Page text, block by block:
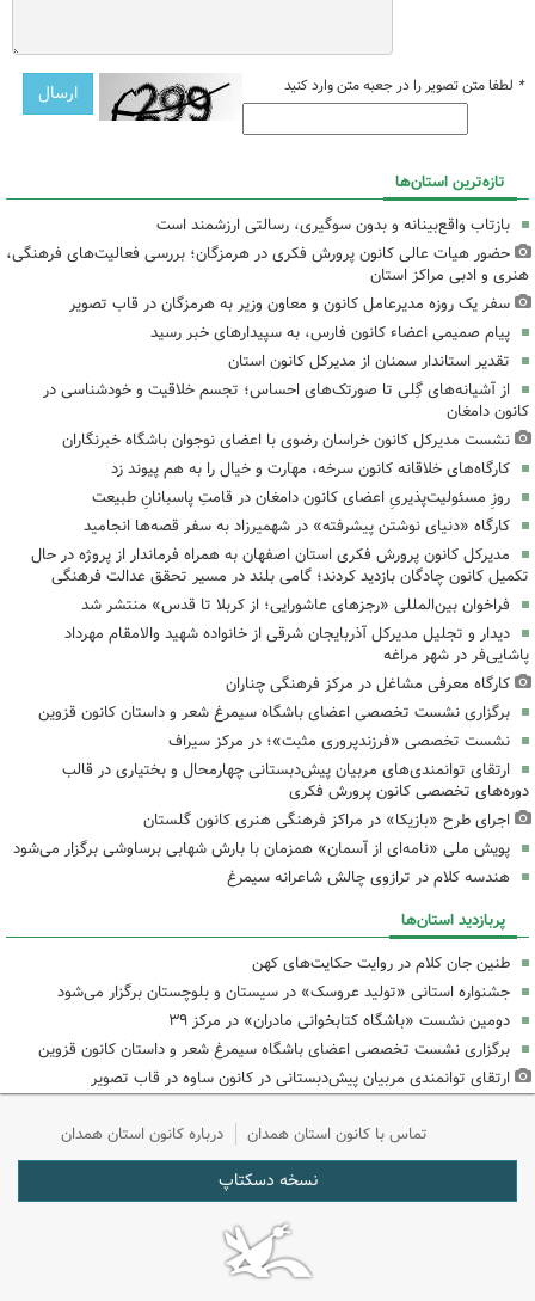
* لطفا متن تصویر را در جعبه متن وارد کنید
تازه‌ترین استان‌ها
بازتاب واقع‌بینانه و بدون سوگیری، رسالتی ارزشمند است
حضور هیات عالی کانون پرورش فکری در هرمزگان؛ بررسی فعالیت‌های فرهنگی،
هنری و ادبی مراکز استان
سفر یک روزه مدیرعامل کانون و معاون وزیر به هرمزگان در قاب تصویر
پیام صمیمی اعضاء کانون فارس، به سپیدارهای خبر رسید
تقدیر استاندار سمنان از مدیرکل کانون استان
از آشیانه‌های گِلی تا صورتک‌های احساس؛ تجسم خلاقیت و خودشناسی در
کانون دامغان
نشست مدیرکل کانون خراسان رضوی با اعضای نوجوان باشگاه خبرنگاران
کارگاه‌های خلاقانه کانون سرخه، مهارت و خیال را به هم پیوند زد
روزِ مسئولیت‌پذیریِ اعضای کانون دامغان در قامتِ پاسبانانِ طبیعت
کارگاه «دنیای نوشتن پیشرفته» در شهمیرزاد به سفر قصه‌ها انجامید
مدیرکل کانون پرورش فکری استان اصفهان به همراه فرماندار از پروژه در حال
تکمیل کانون چادگان بازدید کردند؛ گامی بلند در مسیر تحقق عدالت فرهنگی
فراخوان بین‌المللی «رجزهای عاشورایی؛ از کربلا تا قدس» منتشر شد
دیدار و تجلیل مدیرکل آذربایجان شرقی از خانواده شهید والامقام مهرداد
پاشایی‌فر در شهر مراغه
کارگاه معرفی مشاغل در مرکز فرهنگی چناران
برگزاری نشست تخصصی اعضای باشگاه سیمرغ شعر و داستان کانون قزوین
نشست تخصصی «فرزندپروری مثبت»؛ در مرکز سیراف
ارتقای توانمندی‌های مربیان پیش‌دبستانی چهارمحال و بختیاری در قالب
دوره‌های تخصصی کانون پرورش فکری
اجرای طرح «بازیکا» در مراکز فرهنگی هنری کانون گلستان
پویش ملی «نامه‌ای از آسمان» همزمان با بارش شهابی برساوشی برگزار می‌شود
هندسه کلام در ترازوی چالش شاعرانه سیمرغ
پربازدید استان‌ها
طنین جان کلام در روایت حکایت‌های کهن
جشنواره استانی «تولید عروسک» در سیستان و بلوچستان برگزار می‌شود
دومین نشست «باشگاه کتابخوانی مادران» در مرکز ۳۹
برگزاری نشست تخصصی اعضای باشگاه سیمرغ شعر و داستان کانون قزوین
ارتقای توانمندی مربیان پیش‌دبستانی در کانون ساوه در قاب تصویر
تماس با کانون استان همدان درباره کانون استان همدان
نسخه دسکتاپ